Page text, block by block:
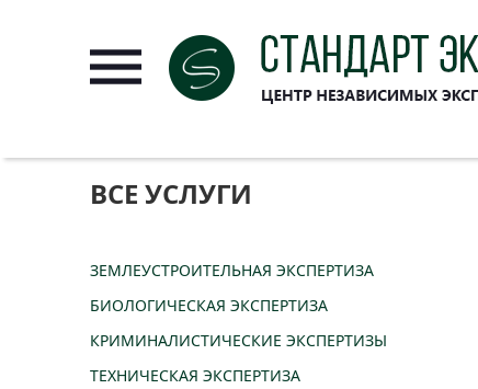
ВСЕ УСЛУГИ
ЗЕМЛЕУСТРОИТЕЛЬНАЯ ЭКСПЕРТИЗА
БИОЛОГИЧЕСКАЯ ЭКСПЕРТИЗА
КРИМИНАЛИСТИЧЕСКИЕ ЭКСПЕРТИЗЫ
ТЕХНИЧЕСКАЯ ЭКСПЕРТИЗА